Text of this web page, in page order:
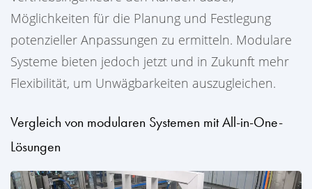
Möglichkeiten für die Planung und Festlegung
potenzieller Anpassungen zu ermitteln. Modulare
Systeme bieten jedoch jetzt und in Zukunft mehr
Flexibilität, um Unwägbarkeiten auszugleichen.
Vergleich von modularen Systemen mit All-in-One-
Lösungen